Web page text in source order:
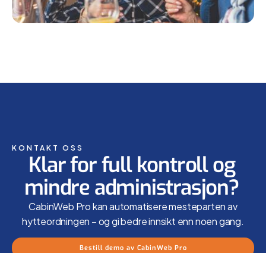
KONTAKT OSS
Klar for full kontroll og
mindre administrasjon?
CabinWeb Pro kan automatisere mesteparten av
hytteordningen – og gi bedre innsikt enn noen gang.
Bestill demo av CabinWeb Pro